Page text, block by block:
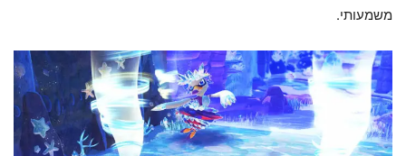
משמעותי.